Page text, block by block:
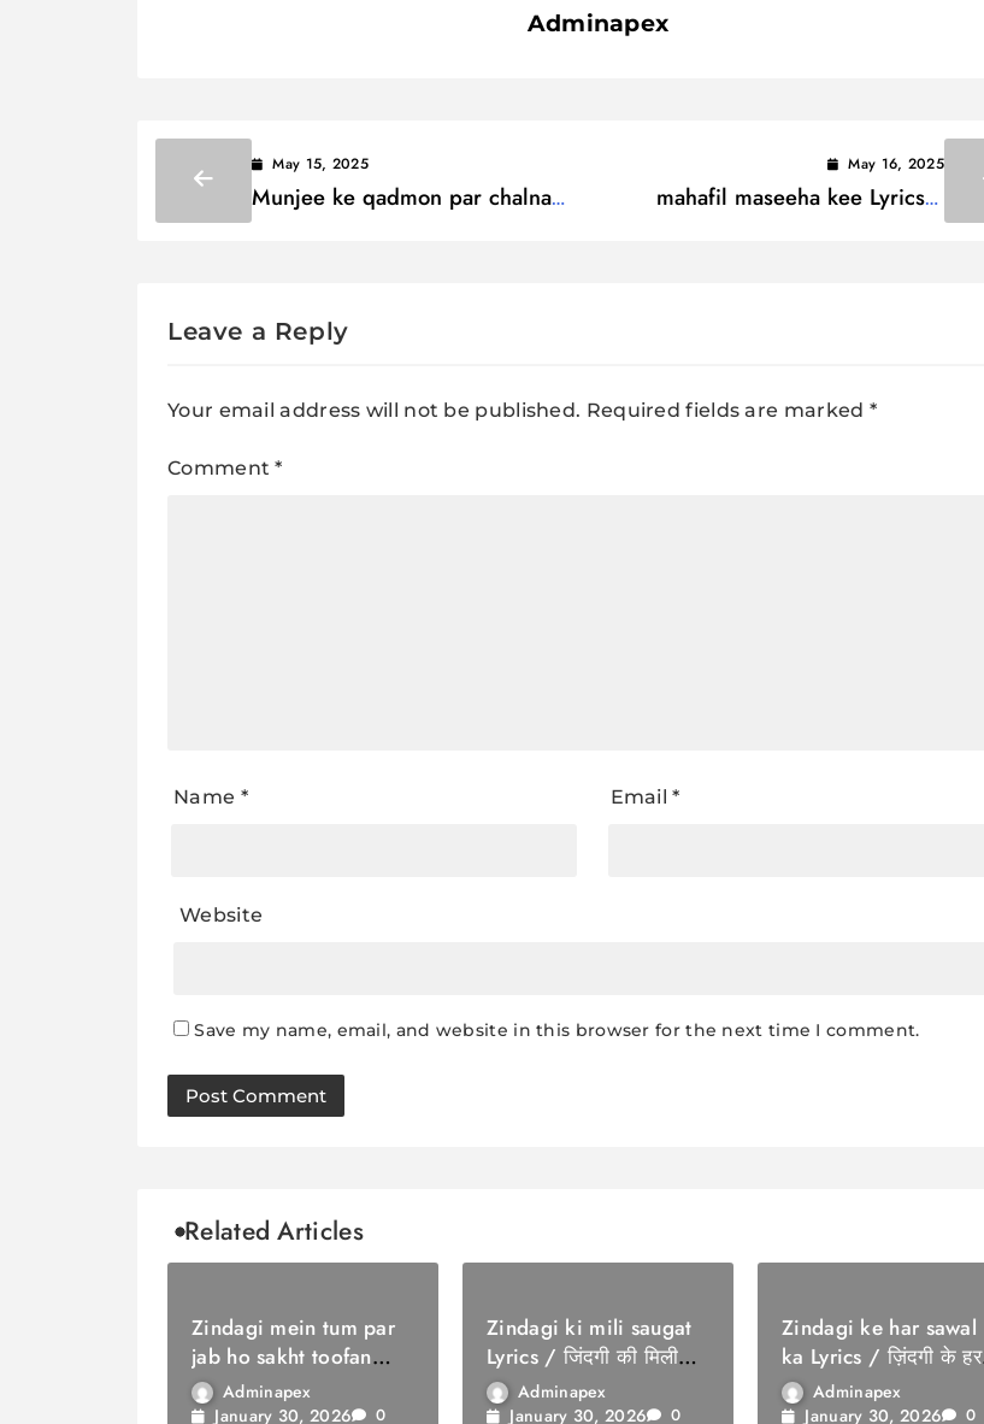
Adminapex
May 15, 2025
Munjee ke qadmon par chalna
May 16, 2025
mahafil maseeha kee Lyrics /
महफ़िल मसीहा की
Leave a Reply
Your email address will not be published. Required fields are marked *
Comment*
Name * Email*
Website
Save my name, email, and website in this browser for the next time I comment.
Related Articles
Zindagi mein tum par
jab ho sakht toofan
Lyrics / ज़िंदगी में तुम पर
जब हो सख्त तूफ़ान
Adminapex
January 30, 2026
0
Zindagi ki mili saugat
Lyrics / जिंदगी की मिली
सौगातAdminapex
January 30, 2026
0
Zindagi ke har sawal
ka Lyrics / ज़िंदगी के हर
सवाल का
Adminapex
January 30, 2026
0